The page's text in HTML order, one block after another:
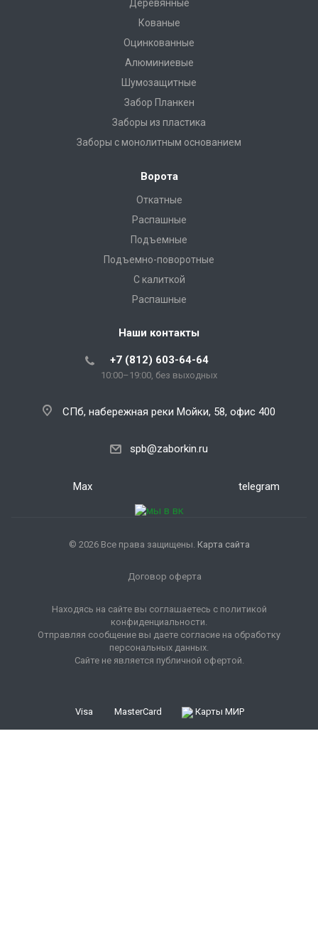
Деревянные
Кованые
Оцинкованные
Алюминиевые
Шумозащитные
Забор Планкен
Заборы из пластика
Заборы с монолитным основанием
Ворота
Откатные
Распашные
Подъемные
Подъемно-поворотные
С калиткой
Распашные
Наши контакты
+7 (812) 603-64-64
10:00–19:00, без выходных
СПб, набережная реки Мойки, 58, офис 400
spb@zaborkin.ru
Max telegram
© 2026 Все права защищены. Карта сайта
Договор оферта
Находясь на сайте вы соглашаетесь с политикой
конфиденциальности.
Отправляя сообщение вы даете согласие на обработку
персональных данных.
Сайте не является публичной офертой.
Visa MasterCard Карты МИР